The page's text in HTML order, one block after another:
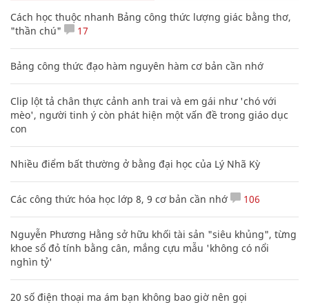
Cách học thuộc nhanh Bảng công thức lượng giác bằng thơ,
"thần chú"
17
Bảng công thức đạo hàm nguyên hàm cơ bản cần nhớ
Clip lột tả chân thực cảnh anh trai và em gái như 'chó với
mèo', người tinh ý còn phát hiện một vấn đề trong giáo dục
con
Nhiều điểm bất thường ở bằng đại học của Lý Nhã Kỳ
Các công thức hóa học lớp 8, 9 cơ bản cần nhớ 106
Nguyễn Phương Hằng sở hữu khối tài sản "siêu khủng", từng
khoe sổ đỏ tính bằng cân, mắng cựu mẫu 'không có nổi
nghìn tỷ'
20 số điện thoại ma ám bạn không bao giờ nên gọi